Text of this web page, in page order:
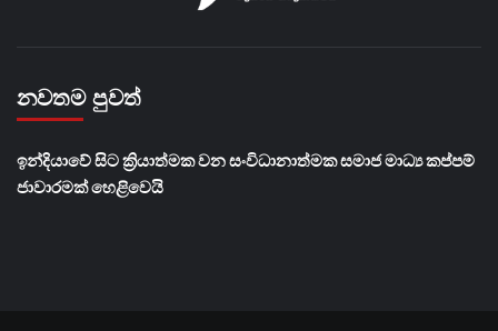
නවතම පුවත්
​ඉන්දියාවේ සිට ක්‍රියාත්මක වන සංවිධානාත්මක සමාජ මාධ්‍ය කප්පම්
ජාවාරමක් හෙළිවෙයි